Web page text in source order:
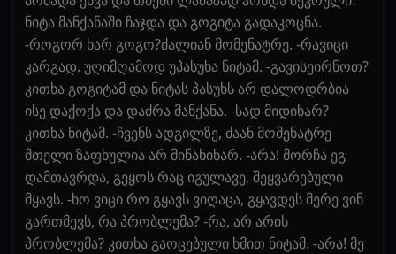
ნიტა მანქანაში ჩაჯდა და გოგიტა გადაკოცნა.
-როგორ ხარ გოგო?ძალიან მომენატრე. -რავიცი
კარგად. უღიმღამოდ უპასუხა ნიტამ. -გავისეირნოთ?
კითხა გოგიტამ და ნიტას პასუხს არ დალოდრბია
ისე დაქოქა და დაძრა მანქანა. -სად მიდიხარ?
კითხა ნიტამ. -ჩვენს ადგილზე, ძაან მომენატრე
მთელი ზაფხულია არ მინახიხარ. -არა! მორჩა ეგ
დამთავრდა, გეყოს რაც იგულავე, შეყვარებული
მყავს. -ხო ვიცი რო გყავს ვიღაცა, გყავდეს მერე ვინ
გართმევს, რა პრობლემა? -რა, არ არის
პრობლემა? კითხა გაოცებული ხმით ნიტამ. -არა! მე